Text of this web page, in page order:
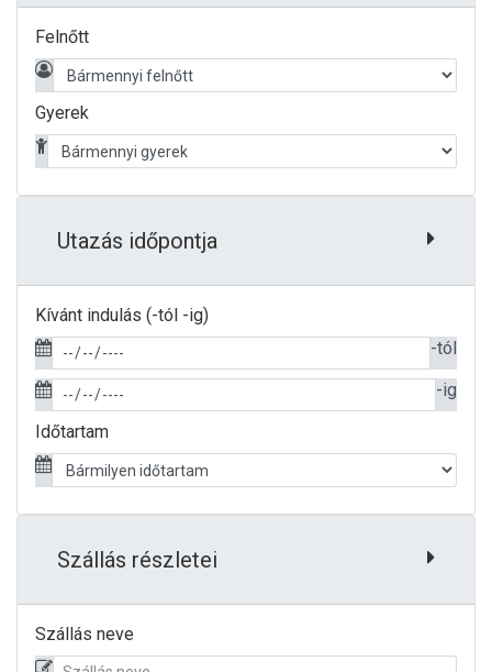
Felnőtt
Gyerek
Utazás időpontja
Kívánt indulás (-tól -ig)
-tól
-ig
Időtartam
Szállás részletei
Szállás neve